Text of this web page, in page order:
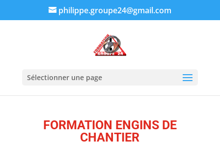
philippe.groupe24@gmail.com
Sélectionner une page
FORMATION ENGINS DE
CHANTIER